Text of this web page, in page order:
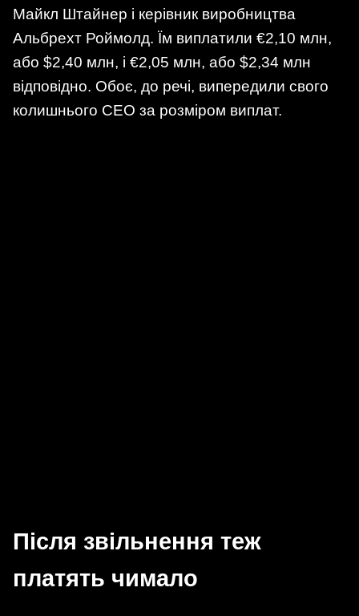
Майкл Штайнер і керівник виробництва
Альбрехт Роймолд. Їм виплатили €2,10 млн,
або $2,40 млн, і €2,05 млн, або $2,34 млн
відповідно. Обоє, до речі, випередили свого
колишнього CEO за розміром виплат.
Після звільнення теж
платять чимало